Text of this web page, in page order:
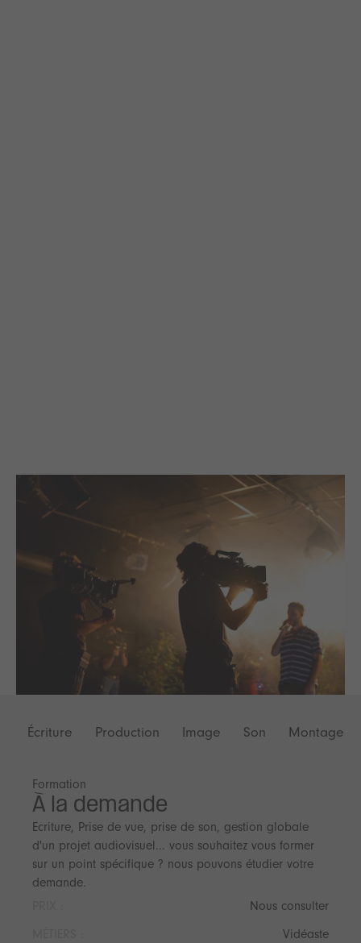
Écriture Production Image Son Montage
Formation
À la demande
Ecriture, Prise de vue, prise de son, gestion globale
d'un projet audiovisuel... vous souhaitez vous former
sur un point spécifique ? nous pouvons étudier votre
demande.
Nous consulter
Vidéaste